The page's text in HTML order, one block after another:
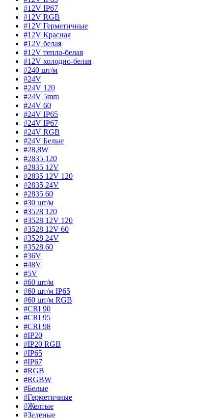
#12V IP67
#12V RGB
#12V Герметичные
#12V Красная
#12V белая
#12V тепло-белая
#12V холодно-белая
#240 шт/м
#24V
#24V 120
#24V 5mm
#24V 60
#24V IP65
#24V IP67
#24V RGB
#24V Белые
#28,8W
#2835 120
#2835 12V
#2835 12V 120
#2835 24V
#2835 60
#30 шт/м
#3528 120
#3528 12V 120
#3528 12V 60
#3528 24V
#3528 60
#36V
#48V
#5V
#60 шт/м
#60 шт/м IP65
#60 шт/м RGB
#CRI 90
#CRI 95
#CRI 98
#IP20
#IP20 RGB
#IP65
#IP67
#RGB
#RGBW
#Белые
#Герметичные
#Желтые
#Зеленые